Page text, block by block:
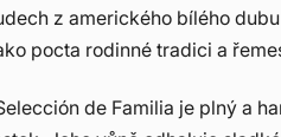
z amerického bílého
pocta rodinné tradici a
de Familia je plný a